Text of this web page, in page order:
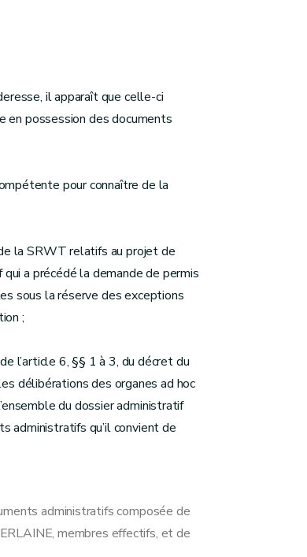
il apparaît que celle-ci
en possession des documents
pour connaître de la
la SRWT relatifs au projet de
a précédé la demande de permis
sous la réserve des exceptions
;
l’article 6, §§ 1 à 3, du décret du
délibérations des organes ad hoc
du dossier administratif
administratifs qu’il convient de
administratifs composée de
membres effectifs, et de